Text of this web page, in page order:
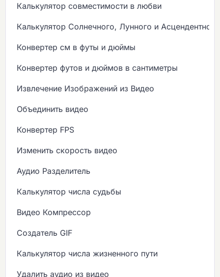
Калькулятор совместимости в любви
Калькулятор Солнечного, Лунного и
Конвертер см в футы и дюймы
Конвертер футов и дюймов в сантиметры
Извлечение Изображений из Видео
Объединить видео
Конвертер FPS
Изменить скорость видео
Аудио Разделитель
Калькулятор числа судьбы
Видео Компрессор
Создатель GIF
Калькулятор числа жизненного пути
Удалить аудио из видео